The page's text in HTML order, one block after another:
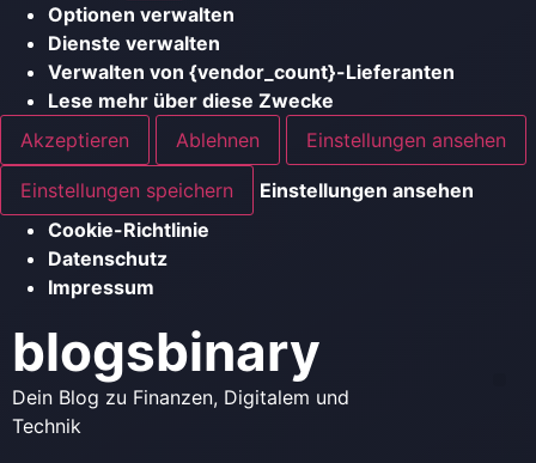
Optionen verwalten
Dienste verwalten
Verwalten von {vendor_count}-Lieferanten
Lese mehr über diese Zwecke
Akzeptieren
Ablehnen Einstellungen ansehen
Einstellungen speichern
Einstellungen ansehen
Cookie-Richtlinie
Datenschutz
Impressum
blogsbinary
Dein Blog zu Finanzen, Digitalem und
Technik